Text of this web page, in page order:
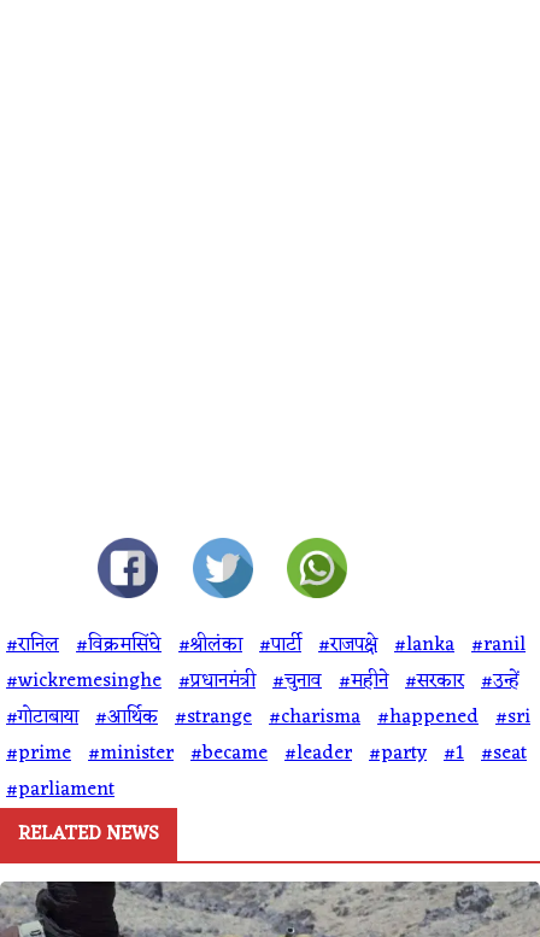
#रानिल #विक्रमसिंघे #श्रीलंका #पार्टी #राजपक्षे #lanka #ranil
#wickremesinghe #प्रधानमंत्री #चुनाव #महीने #सरकार #उन्हें
#गोटाबाया #आर्थिक #strange #charisma #happened #sri
#prime #minister #became #leader #party #1 #seat
#parliament
RELATED NEWS